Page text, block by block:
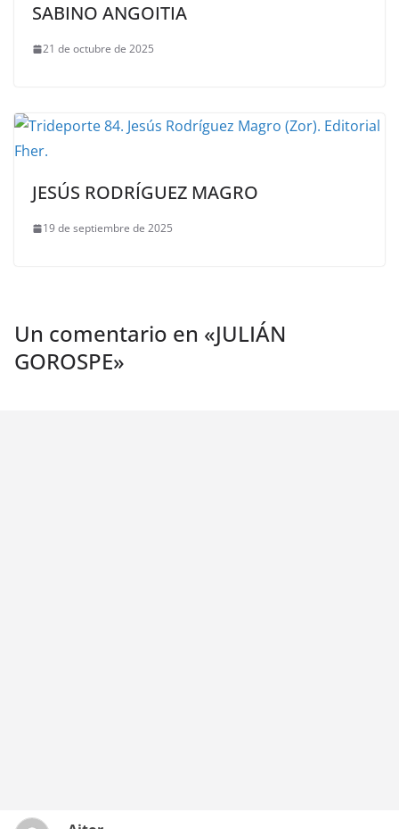
SABINO ANGOITIA
21 de octubre de 2025
JESÚS RODRÍGUEZ MAGRO
19 de septiembre de 2025
Un comentario en «JULIÁN
GOROSPE»